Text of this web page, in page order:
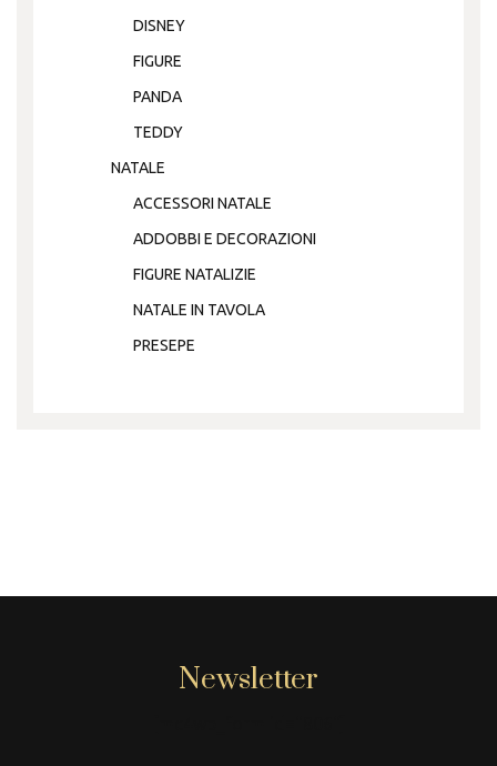
DISNEY
FIGURE
PANDA
TEDDY
NATALE
ACCESSORI NATALE
ADDOBBI E DECORAZIONI
FIGURE NATALIZIE
NATALE IN TAVOLA
PRESEPE
Newsletter